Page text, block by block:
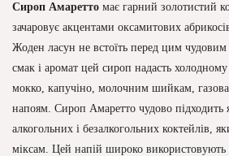
Сироп Амаретто має гарний золотистий
зачаровує акцентами оксамитових
Жоден ласун не встоїть перед цим
смак і аромат цей сироп надасть
мокко, капучіно, молочним шийкам,
напоям. Сироп Амаретто чудово підходить
алкогольних і безалкогольних коктейлів,
міксам. Цей напій широко використовують